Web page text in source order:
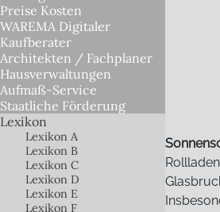
Preise Kosten
WAREMA Digitaler
Kaufberater
Architekten / Fachplaner
Hausverwaltungen
Aufmaß-Service
Staatliche Förderung
Lexikon
Lexikon A
Lexikon B
Lexikon C
Lexikon D
Lexikon E
Lexikon F